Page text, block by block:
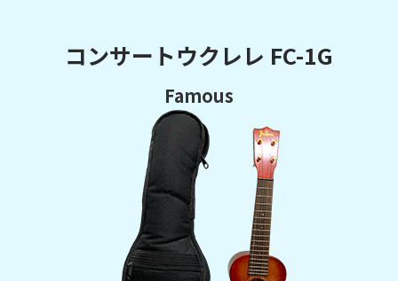
コンサートウクレレ FC-1G
Famous